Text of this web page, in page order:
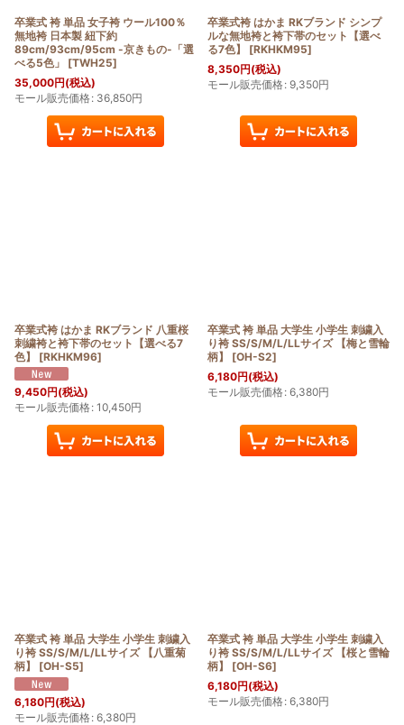
卒業式 袴 単品 女子袴 ウール100％
無地袴 日本製 紐下約
89cm/93cm/95cm -京きもの-「選
べる5色」
[TWH25]
35,000円(税込)
モール販売価格: 36,850円
卒業式袴 はかま RKブランド シンプ
ルな無地袴と袴下帯のセット【選べ
る7色】
[RKHKM95]
8,350円(税込)
モール販売価格: 9,350円
卒業式袴 はかま RKブランド 八重桜
刺繍袴と袴下帯のセット【選べる7
色】
[RKHKM96]
9,450円(税込)
モール販売価格: 10,450円
卒業式 袴 単品 大学生 小学生 刺繍入
り袴 SS/S/M/L/LLサイズ 【梅と雪輪
柄】
[OH-S2]
6,180円(税込)
モール販売価格: 6,380円
卒業式 袴 単品 大学生 小学生 刺繍入
り袴 SS/S/M/L/LLサイズ 【八重菊
柄】
[OH-S5]
6,180円(税込)
モール販売価格: 6,380円
卒業式 袴 単品 大学生 小学生 刺繍入
り袴 SS/S/M/L/LLサイズ 【桜と雪輪
柄】
[OH-S6]
6,180円(税込)
モール販売価格: 6,380円